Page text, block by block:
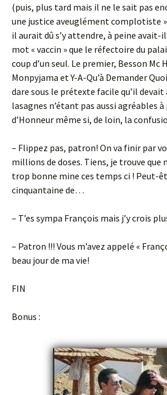
(puis, plus tard mais il ne le sait pas
une justice aveuglément complotiste
il aurait dû s’y attendre, à peine avait-
mot « vaccin » que le réfectoire du
coup d’un seul. Le premier, Besson
Monpyjama et Y-A-Qu’à Demander
dare sous le prétexte facile qu’il devait
lasagnes n’étant pas aussi agréables
d’Honneur même si, de loin, la
– Flippez pas, patron! On va finir par
millions de doses. Tiens, je trouve que
trop bonne mine ces temps ci ! Peut-
cinquantaine de…
– T’es sympa François mais j’y crois
– Patron !!! Vous m’avez appelé «
beau jour de ma vie!
FIN
Bonus :